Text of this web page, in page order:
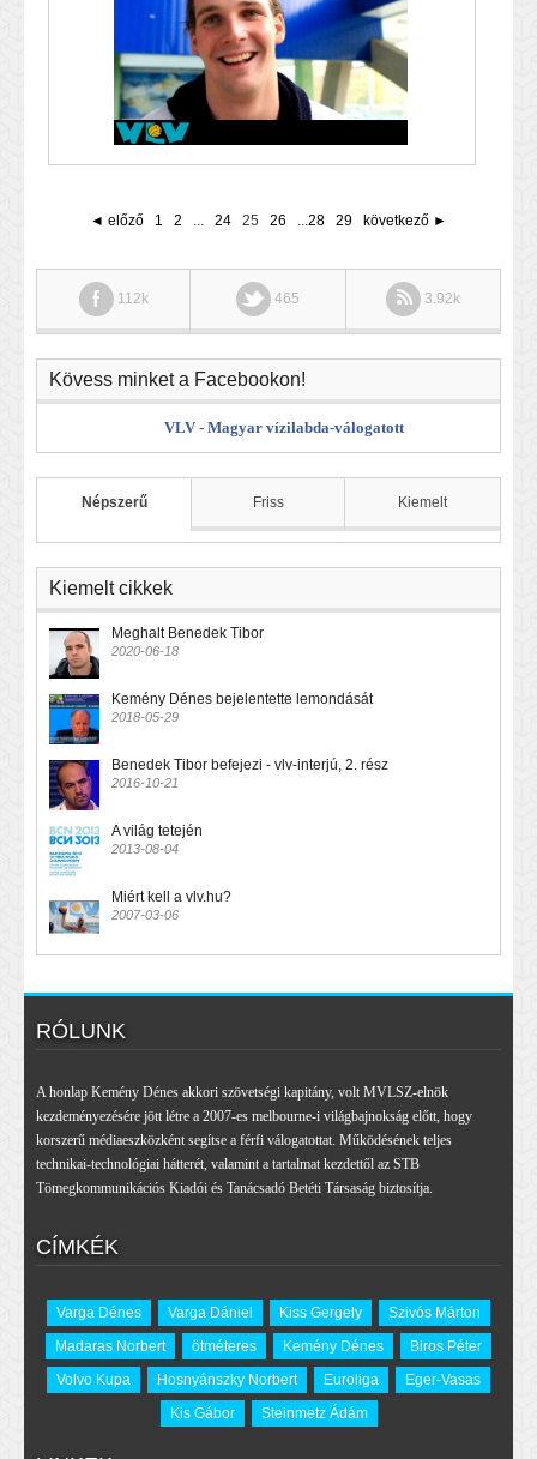
◄ előző 1 2 ... 24 25 26 ...28 29 következő ►
112k 465 3.92k
Kövess minket a Facebookon!
VLV - Magyar vízilabda-válogatott
Népszerű Friss Kiemelt
Kiemelt cikkek
Meghalt Benedek Tibor
2020-06-18
Kemény Dénes bejelentette lemondását
2018-05-29
Benedek Tibor befejezi - vlv-interjú, 2. rész
2016-10-21
A világ tetején
2013-08-04
Miért kell a vlv.hu?
2007-03-06
RÓLUNK
A honlap Kemény Dénes akkori szövetségi kapitány, volt MVLSZ-elnök
kezdeményezésére jött létre a 2007-es melbourne-i világbajnokság előtt, hogy
korszerű médiaeszközként segítse a férfi válogatottat. Működésének teljes
technikai-technológiai hátterét, valamint a tartalmat kezdettől az STB
Tömegkommunikációs Kiadói és Tanácsadó Betéti Társaság biztosítja.
CÍMKÉK
Varga Dénes Varga Dániel Kiss Gergely
Szivós Márton
Madaras Norbert
ötméteres Kemény Dénes
Biros Péter
Volvo Kupa
Hosnyánszky Norbert Euroliga
Eger-Vasas
Kis Gábor
Steinmetz Ádám